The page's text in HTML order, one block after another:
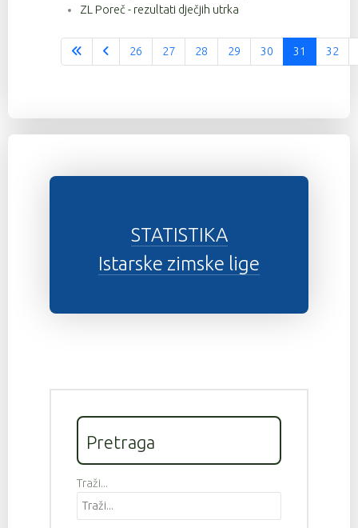
ZL Poreč - rezultati dječjih utrka
Stranica 31 od 37
26 27 28 29 30 31 32
STATISTIKA
Istarske zimske lige
Pretraga
Traži...